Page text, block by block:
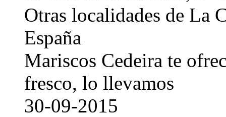
Otras localidades de La
España
Mariscos Cedeira te
fresco, lo llevamos
30-09-2015